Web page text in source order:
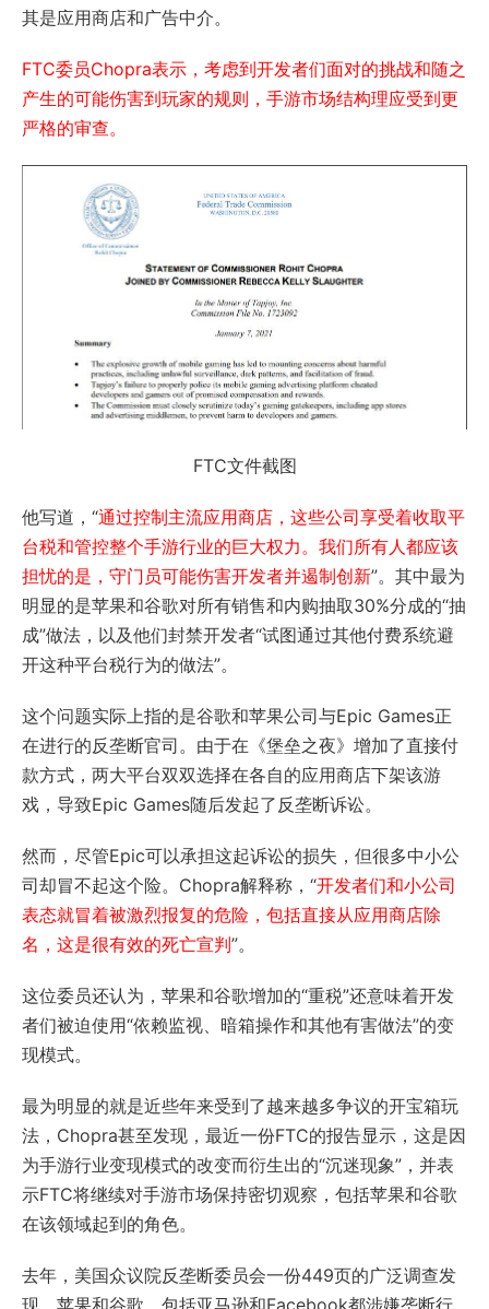
其是应用商店和广告中介。
FTC委员Chopra表示，考虑到开发者们面对的挑战和随之
产生的可能伤害到玩家的规则，手游市场结构理应受到更
严格的审查。
FTC文件截图
他写道，“通过控制主流应用商店，这些公司享受着收取平
台税和管控整个手游行业的巨大权力。我们所有人都应该
担忧的是，守门员可能伤害开发者并遏制创新”。其中最为
明显的是苹果和谷歌对所有销售和内购抽取30%分成的“抽
成”做法，以及他们封禁开发者“试图通过其他付费系统避
开这种平台税行为的做法”。
这个问题实际上指的是谷歌和苹果公司与Epic Games正
在进行的反垄断官司。由于在《堡垒之夜》增加了直接付
款方式，两大平台双双选择在各自的应用商店下架该游
戏，导致Epic Games随后发起了反垄断诉讼。
然而，尽管Epic可以承担这起诉讼的损失，但很多中小公
司却冒不起这个险。Chopra解释称，“开发者们和小公司
表态就冒着被激烈报复的危险，包括直接从应用商店除
名，这是很有效的死亡宣判”。
这位委员还认为，苹果和谷歌增加的“重税”还意味着开发
者们被迫使用“依赖监视、暗箱操作和其他有害做法”的变
现模式。
最为明显的就是近些年来受到了越来越多争议的开宝箱玩
法，Chopra甚至发现，最近一份FTC的报告显示，这是因
为手游行业变现模式的改变而衍生出的“沉迷现象”，并表
示FTC将继续对手游市场保持密切观察，包括苹果和谷歌
在该领域起到的角色。
去年，美国众议院反垄断委员会一份449页的广泛调查发
现，苹果和谷歌，包括亚马逊和Facebook都涉嫌垄断行